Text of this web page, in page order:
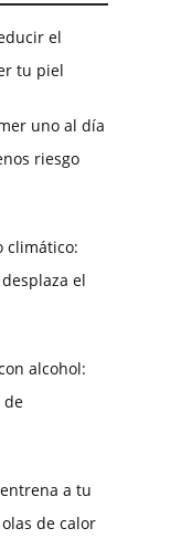
el
tu piel
uno al día
riesgo
climático:
el
alcohol:
de
a tu
de calor